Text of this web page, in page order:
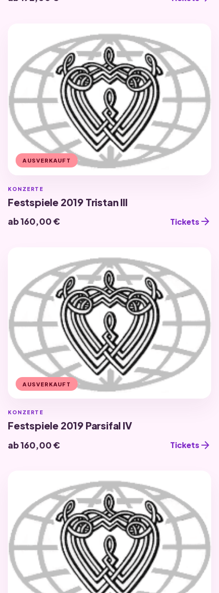
AUSVERKAUFT
KONZERTE
Festspiele 2019 Tristan III
ab 160,00 € Tickets arrow_forward
AUSVERKAUFT
KONZERTE
Festspiele 2019 Parsifal IV
ab 160,00 € Tickets arrow_forward